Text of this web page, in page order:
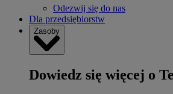
Odezwij się do nas
Dla przedsiębiorstw
Zasoby
Dowiedz się więcej o